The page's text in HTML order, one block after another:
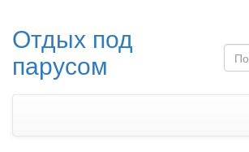
Отдых под
парусом